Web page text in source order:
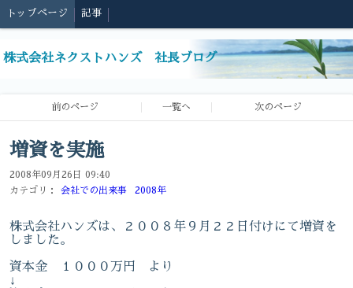
トップページ 記事
株式会社ネクストハンズ 社長ブログ
前のページ 一覧へ 次のページ
増資を実施
2008年09月26日 09:40
カテゴリ：
会社での出来事 2008年
株式会社ハンズは、２００８年９月２２日付けにて増資を
しました。
資本金 １０００万円 より
↓